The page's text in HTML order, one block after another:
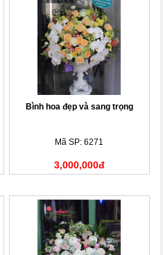
Bình hoa đẹp và sang trọng
Mã SP: 6271
3,000,000đ